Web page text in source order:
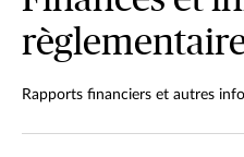
Rapports financiers et autres